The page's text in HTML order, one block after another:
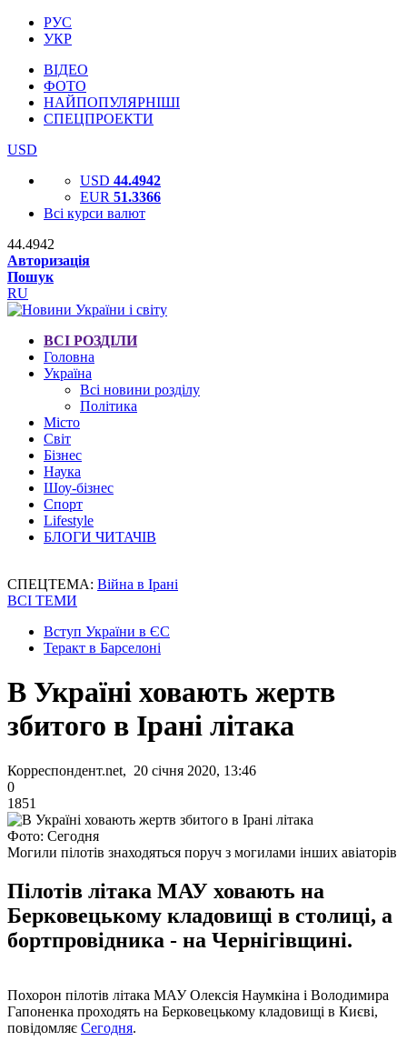
РУС
УКР
ВІДЕО
ФОТО
НАЙПОПУЛЯРНІШІ
СПЕЦПРОЕКТИ
USD
USD 44.4942
EUR 51.3366
Всі курси валют
44.4942
Авторизація
Пошук
RU
ВСІ РОЗДІЛИ
Головна
Україна
Всі новини розділу
Політика
Місто
Світ
Бізнес
Наука
Шоу-бізнес
Спорт
Lifestyle
БЛОГИ ЧИТАЧІВ
СПЕЦТЕМА: Війна в Ірані
ВСІ ТЕМИ
Вступ України в ЄС
Теракт в Барселоні
В Україні ховають жертв
збитого в Ірані літака
Корреспондент.net, 20 січня 2020, 13:46
0
1851
Фото: Сегодня
Могили пілотів знаходяться поруч з могилами інших авіаторів
Пілотів літака МАУ ховають на
Берковецькому кладовищі в столиці, а
бортпровідника - на Чернігівщині.
Похорон пілотів літака МАУ Олексія Наумкіна і Володимира
Гапоненка проходять на Берковецькому кладовищі в Києві,
повідомляє Сегодня.